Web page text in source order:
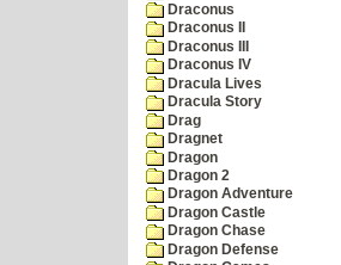
Draconus
Draconus II
Draconus III
Draconus IV
Dracula Lives
Dracula Story
Drag
Dragnet
Dragon
Dragon 2
Dragon Adventure
Dragon Castle
Dragon Chase
Dragon Defense